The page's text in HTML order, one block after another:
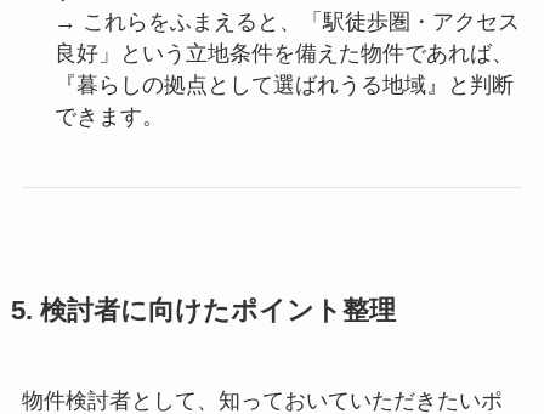
→ これらをふまえると、「駅徒歩圏・アクセス
良好」という立地条件を備えた物件であれば、
『暮らしの拠点として選ばれうる地域』と判断
できます。
5. 検討者に向けたポイント整理
物件検討者として、知っておいていただきたいポ